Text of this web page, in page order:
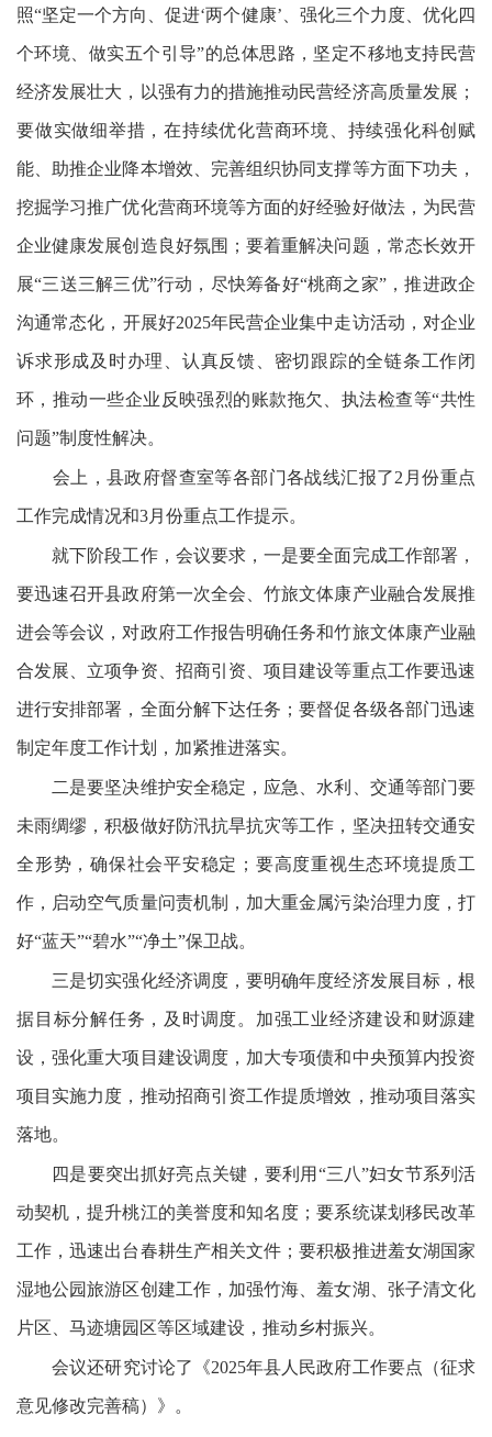
照“坚定一个方向、促进‘两个健康’、强化三个力度、优化四
个环境、做实五个引导”的总体思路，坚定不移地支持民营
经济发展壮大，以强有力的措施推动民营经济高质量发展；
要做实做细举措，在持续优化营商环境、持续强化科创赋
能、助推企业降本增效、完善组织协同支撑等方面下功夫，
挖掘学习推广优化营商环境等方面的好经验好做法，为民营
企业健康发展创造良好氛围；要着重解决问题，常态长效开
展“三送三解三优”行动，尽快筹备好“桃商之家”，推进政企
沟通常态化，开展好2025年民营企业集中走访活动，对企业
诉求形成及时办理、认真反馈、密切跟踪的全链条工作闭
环，推动一些企业反映强烈的账款拖欠、执法检查等“共性
问题”制度性解决。
会上，县政府督查室等各部门各战线汇报了2月份重点
工作完成情况和3月份重点工作提示。
就下阶段工作，会议要求，一是要全面完成工作部署，
要迅速召开县政府第一次全会、竹旅文体康产业融合发展推
进会等会议，对政府工作报告明确任务和竹旅文体康产业融
合发展、立项争资、招商引资、项目建设等重点工作要迅速
进行安排部署，全面分解下达任务；要督促各级各部门迅速
制定年度工作计划，加紧推进落实。
二是要坚决维护安全稳定，应急、水利、交通等部门要
未雨绸缪，积极做好防汛抗旱抗灾等工作，坚决扭转交通安
全形势，确保社会平安稳定；要高度重视生态环境提质工
作，启动空气质量问责机制，加大重金属污染治理力度，打
好“蓝天”“碧水”“净土”保卫战。
三是切实强化经济调度，要明确年度经济发展目标，根
据目标分解任务，及时调度。加强工业经济建设和财源建
设，强化重大项目建设调度，加大专项债和中央预算内投资
项目实施力度，推动招商引资工作提质增效，推动项目落实
落地。
四是要突出抓好亮点关键，要利用“三八”妇女节系列活
动契机，提升桃江的美誉度和知名度；要系统谋划移民改革
工作，迅速出台春耕生产相关文件；要积极推进羞女湖国家
湿地公园旅游区创建工作，加强竹海、羞女湖、张子清文化
片区、马迹塘园区等区域建设，推动乡村振兴。
会议还研究讨论了《2025年县人民政府工作要点（征求
意见修改完善稿）》。